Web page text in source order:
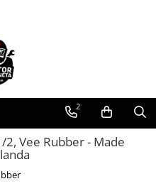
2
Vee Rubber - Made